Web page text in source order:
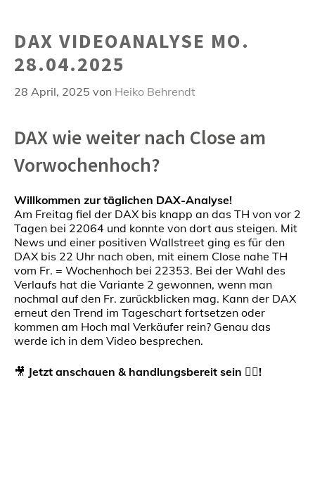
DAX VIDEOANALYSE MO.
28.04.2025
28 April, 2025 von Heiko Behrendt
DAX wie weiter nach Close am
Vorwochenhoch?
Willkommen zur täglichen DAX-Analyse!
Am Freitag fiel der DAX bis knapp an das TH von vor 2
Tagen bei 22064 und konnte von dort aus steigen. Mit
News und einer positiven Wallstreet ging es für den
DAX bis 22 Uhr nach oben, mit einem Close nahe TH
vom Fr. = Wochenhoch bei 22353. Bei der Wahl des
Verlaufs hat die Variante 2 gewonnen, wenn man
nochmal auf den Fr. zurückblicken mag. Kann der DAX
erneut den Trend im Tageschart fortsetzen oder
kommen am Hoch mal Verkäufer rein? Genau das
werde ich in dem Video besprechen.
🎥 Jetzt anschauen & handlungsbereit sein 👇🏼!